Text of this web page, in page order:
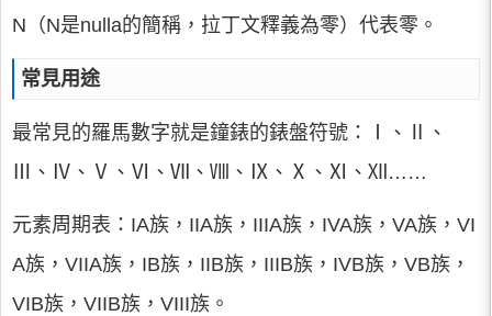
N（N是nulla的簡稱，拉丁文釋義為零）代表零。
常見用途
最常見的羅馬數字就是鐘錶的錶盤符號：Ⅰ、Ⅱ、
Ⅲ、Ⅳ、Ⅴ、Ⅵ、Ⅶ、Ⅷ、Ⅸ、Ⅹ、Ⅺ、Ⅻ……
元素周期表：IA族，IIA族，IIIA族，IVA族，VA族，VI
A族，VIIA族，IB族，IIB族，IIIB族，IVB族，VB族，
VIB族，VIIB族，VIII族。